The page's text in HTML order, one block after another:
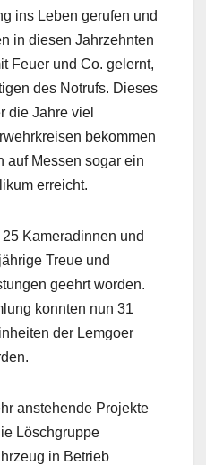
ins Leben gerufen und
in diesen Jahrzehnten
Feuer und Co. gelernt,
des Notrufs. Dieses
die Jahre viel
bekommen
auf Messen sogar ein
erreicht.
Kameradinnen und
Treue und
geehrt worden.
konnten nun 31
der Lemgoer
anstehende Projekte
Löschgruppe
in Betrieb